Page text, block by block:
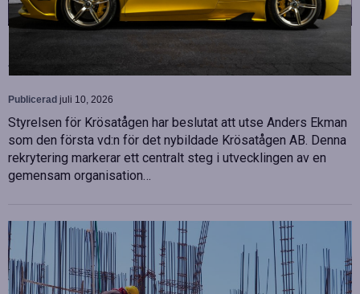
Framåtblickande ledarskap för Krösatågens
framtid
Publicerad juli 10, 2026
Styrelsen för Krösatågen har beslutat att utse Anders Ekman
som den första vd:n för det nybildade Krösatågen AB. Denna
rekrytering markerar ett centralt steg i utvecklingen av en
gemensam organisation…